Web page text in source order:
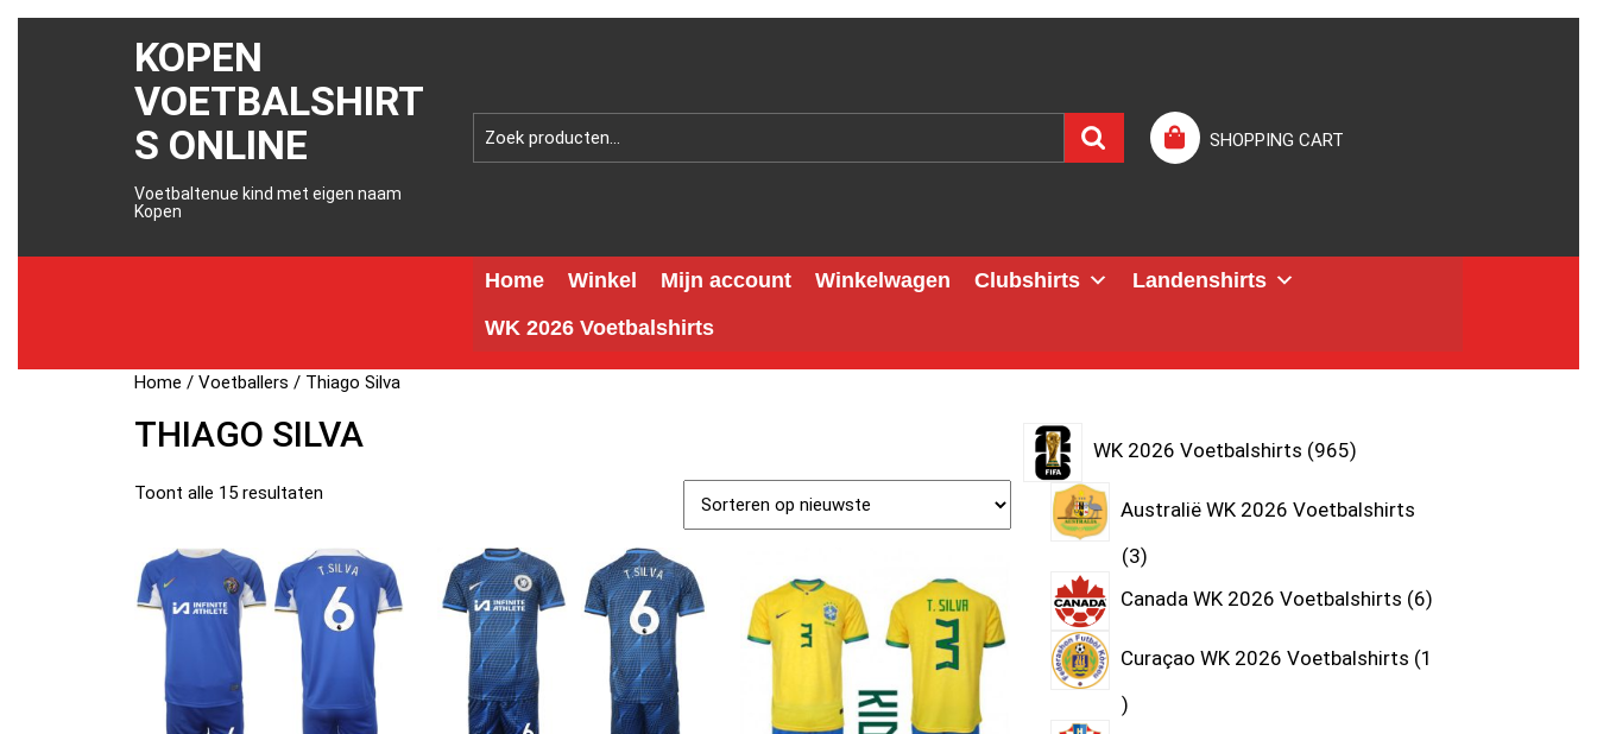
KOPEN
VOETBALSHIRT
S ONLINE
Voetbaltenue kind met eigen naam
Kopen
SHOPPING CART
Home Winkel Mijn account Winkelwagen Clubshirts
Landenshirts
WK 2026 Voetbalshirts
Home /Voetballers / Thiago Silva
THIAGO SILVA
Toont alle 15 resultaten
WK 2026 Voetbalshirts 965
Australië WK 2026 Voetbalshirts
3
Canada WK 2026 Voetbalshirts 6
Curaçao WK 2026 Voetbalshirts 1